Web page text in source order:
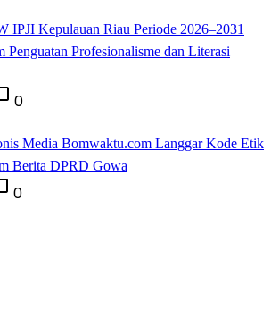
IPJI Kepulauan Riau Periode 2026–2031
Penguatan Profesionalisme dan Literasi
0
Media Bomwaktu.com Langgar Kode Etik
Berita DPRD Gowa
0